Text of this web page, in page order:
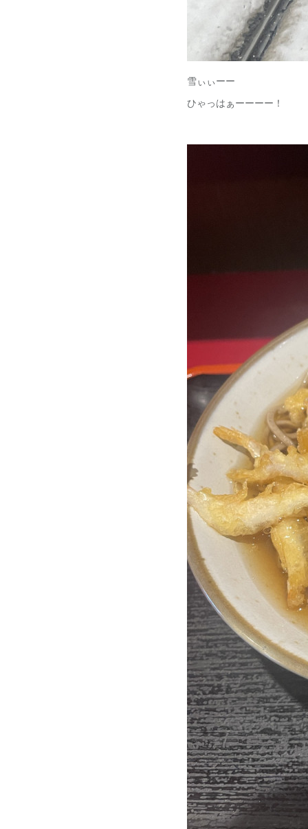
雪ぃぃーー
ひゃっはぁーーーー！